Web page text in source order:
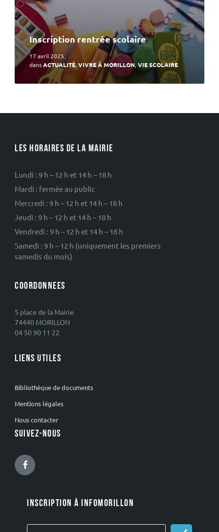
Inscription rentrée scolaire
17 avril 2025
dansACTUALITÉ,VIVRE À MORILLON,VIE SCOLAIRE
LES HORAIRES DE LA MAIRIE
Lundi : 9 h – 12 h et 14 h – 18 h
Mardi : fermée au public
Mercredi : 9 h – 12 h et 14 h – 18 h
Jeudi : 9 h – 12 h et 14 h – 18 h
Vendredi : 9 h – 12 h et 14 h – 18 h
Samedi : 9 h – 12 h (uniquement les premiers
samedis du mois)
COORDONNEES
5 place de la Mairie
74440 MORILLON
04 50 90 11 22
LIENS UTILES
Bibliothèque de documents
Mentions légales
Nous contacter
SUIVEZ-NOUS
Facebook
INSCRIPTION À INFOMORILLON